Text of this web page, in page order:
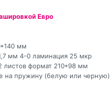
Евро
мм
мм 4-0 ламинация 25 мкр
листов формат 210*98 мм
на пружину (белую или черную)